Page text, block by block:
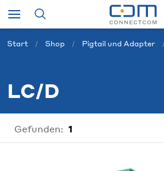
Start Shop Pigtail und Adapter
LC/D
Gefunden: 1